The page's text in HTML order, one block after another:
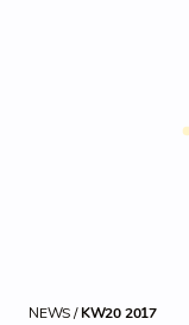
NEWS /KW20 2017